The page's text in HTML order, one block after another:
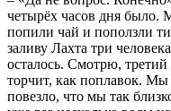
четырёх часов дня было.
попили чай и поползли
заливу Лахта три
осталось. Смотрю,
торчит, как поплавок.
повезло, что мы так